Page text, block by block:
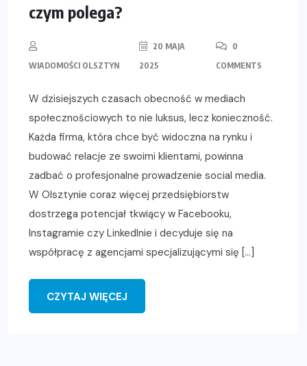
czym polega?
WIADOMOŚCI OLSZTYN
20 MAJA
2025
0
COMMENTS
W dzisiejszych czasach obecność w mediach
społecznościowych to nie luksus, lecz konieczność.
Każda firma, która chce być widoczna na rynku i
budować relacje ze swoimi klientami, powinna
zadbać o profesjonalne prowadzenie social media.
W Olsztynie coraz więcej przedsiębiorstw
dostrzega potencjał tkwiący w Facebooku,
Instagramie czy LinkedInie i decyduje się na
współpracę z agencjami specjalizującymi się […]
CZYTAJ WIĘCEJ